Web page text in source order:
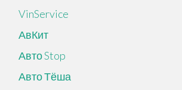
VinService
АвКит
Авто Stop
Авто Тёша